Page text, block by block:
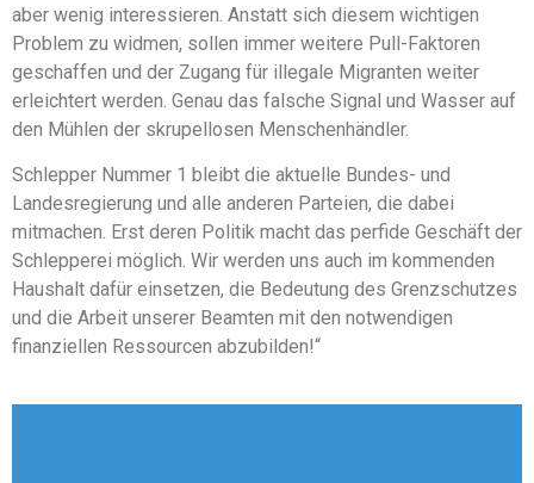
aber wenig interessieren. Anstatt sich diesem wichtigen
Problem zu widmen, sollen immer weitere Pull-Faktoren
geschaffen und der Zugang für illegale Migranten weiter
erleichtert werden. Genau das falsche Signal und Wasser auf
den Mühlen der skrupellosen Menschenhändler.
Schlepper Nummer 1 bleibt die aktuelle Bundes- und
Landesregierung und alle anderen Parteien, die dabei
mitmachen. Erst deren Politik macht das perfide Geschäft der
Schlepperei möglich. Wir werden uns auch im kommenden
Haushalt dafür einsetzen, die Bedeutung des Grenzschutzes
und die Arbeit unserer Beamten mit den notwendigen
finanziellen Ressourcen abzubilden!“